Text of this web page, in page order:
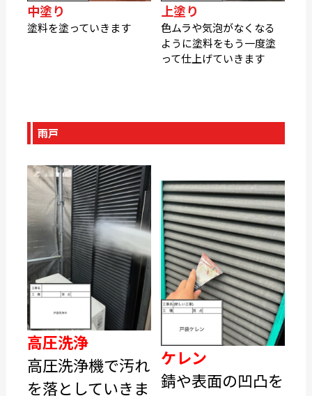
中塗り
塗料を塗っていきます
上塗り
色ムラや気泡がなくなる
ように塗料をもう一度塗
って仕上げていきます
雨戸
高圧洗浄
高圧洗浄機で汚れ
を落としていきま
ケレン
錆や表面の凹凸を